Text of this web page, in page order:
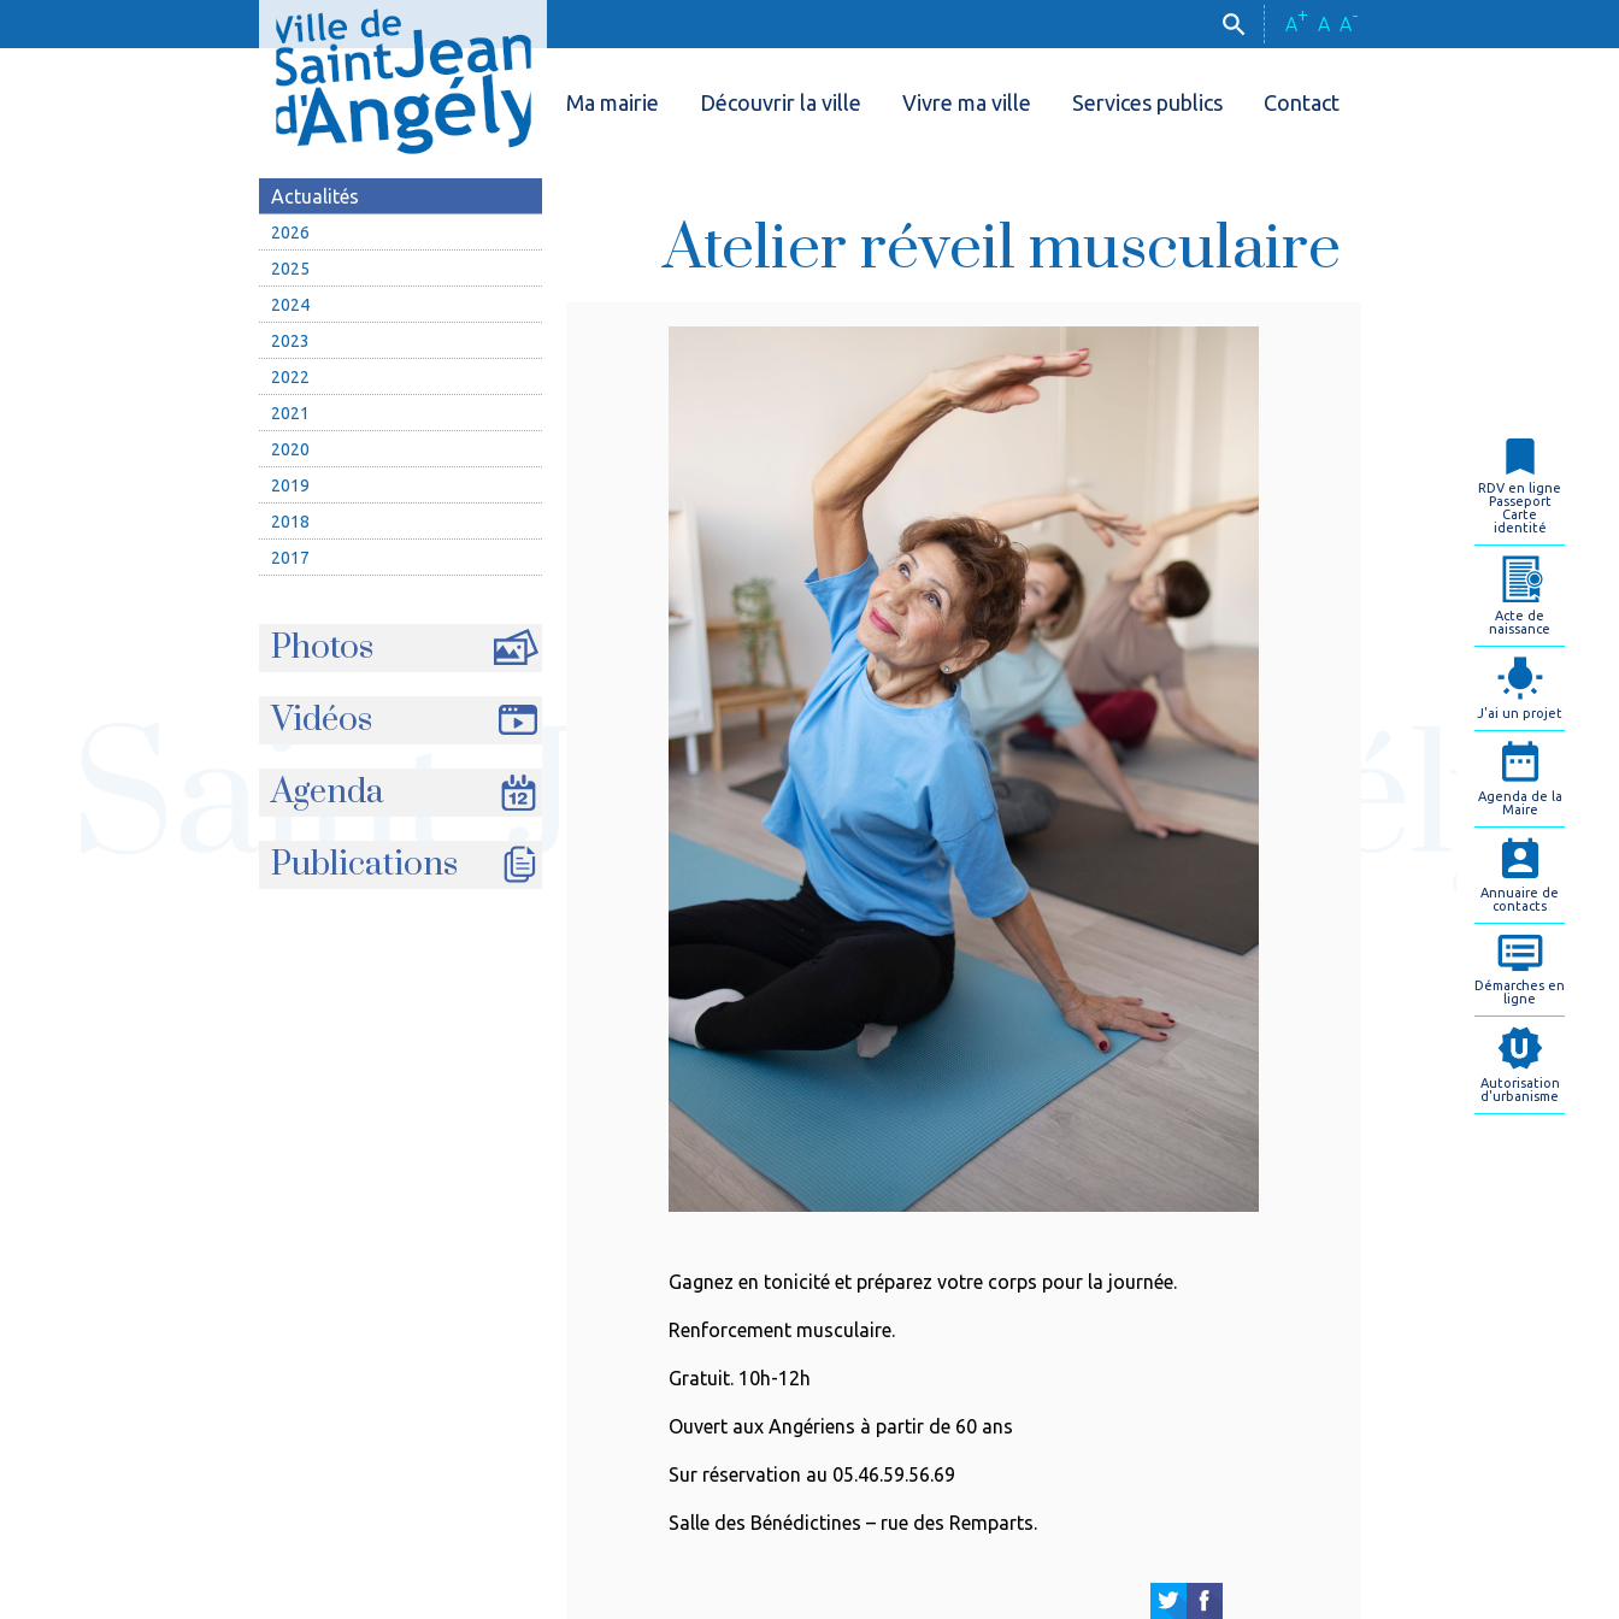
A+ A A-
Ma mairie Découvrir la ville Vivre ma ville Services publics Contact
Actualités
2026
2025
2024
2023
2022
2021
2020
2019
2018
2017
Photos
Vidéos
Agenda
Publications
Atelier réveil musculaire
Gagnez en tonicité et préparez votre corps pour la journée.
Renforcement musculaire.
Gratuit. 10h-12h
Ouvert aux Angériens à partir de 60 ans
Sur réservation au 05.46.59.56.69
Salle des Bénédictines – rue des Remparts.
RDV en ligne
Passeport
Carte
identité
Acte de
naissance
J'ai un projet
Agenda de la
Maire
Annuaire de
contacts
Démarches en
ligne
Autorisation
d'urbanisme